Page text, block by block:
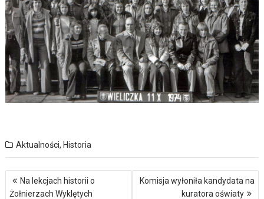
Aktualności, Historia
Nawigacja
wpisu
Na lekcjach historii o
Żołnierzach Wyklętych
Komisja wyłoniła kandydata na
kuratora oświaty